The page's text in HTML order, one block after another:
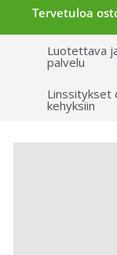
Tervetuloa
Luotettava
palvelu
Linssitykset
kehyksiin